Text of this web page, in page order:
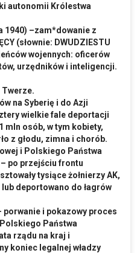
autonomii Królestwa
1940) –zam*dowanie z
(słownie: DWUDZIESTU
wojennych: oficerów
urzędników i inteligencji.
Twerze.
na Syberię i do Azji
wielkie fale deportacji
mln osób, w tym kobiety,
z głodu, zimna i chorób.
i Polskiego Państwa
po przejściu frontu
tysiące żołnierzy AK,
deportowano do łagrów
porwanie i pokazowy proces
Państwa
rządu na kraj i
koniec legalnej władzy